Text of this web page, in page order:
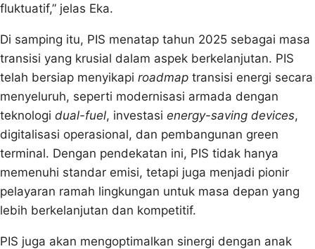
fluktuatif,” jelas Eka.
Di samping itu, PIS menatap tahun 2025 sebagai masa
transisi yang krusial dalam aspek berkelanjutan. PIS
telah bersiap menyikapi roadmap transisi energi secara
menyeluruh, seperti modernisasi armada dengan
teknologi dual-fuel, investasi energy-saving devices,
digitalisasi operasional, dan pembangunan green
terminal. Dengan pendekatan ini, PIS tidak hanya
memenuhi standar emisi, tetapi juga menjadi pionir
pelayaran ramah lingkungan untuk masa depan yang
lebih berkelanjutan dan kompetitif.
PIS juga akan mengoptimalkan sinergi dengan anak